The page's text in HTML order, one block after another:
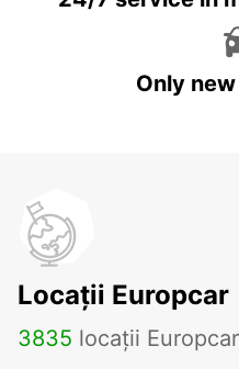
Only
Locații Europcar
3835 locații